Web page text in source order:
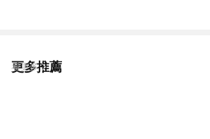
更多推薦
看更多